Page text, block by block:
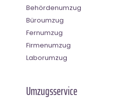
Behördenumzug
Büroumzug
Fernumzug
Firmenumzug
Laborumzug
Umzugsservice